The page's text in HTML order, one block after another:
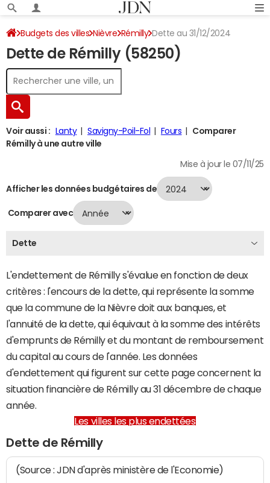
Budgets des villes Nièvre Rémilly Dette au 31/12/2024
Dette de Rémilly (58250)
Voir aussi : Lanty Savigny-Poil-Fol Fours
Comparer
Rémilly à une autre ville
Mise à jour le 07/11/25
Afficher les données budgétaires de
Comparer avec
Dette
L'endettement de Rémilly s'évalue en fonction de deux
critères : l'encours de la dette, qui représente la somme
que la commune de la Nièvre doit aux banques, et
l'annuité de la dette, qui équivaut à la somme des intérêts
d'emprunts de Rémilly et du montant de remboursement
du capital au cours de l'année. Les données
d'endettement qui figurent sur cette page concernent la
situation financière de Rémilly au 31 décembre de chaque
année.
Les villes les plus endettées
Dette de Rémilly
(Source : JDN d'après ministère de l'Economie)